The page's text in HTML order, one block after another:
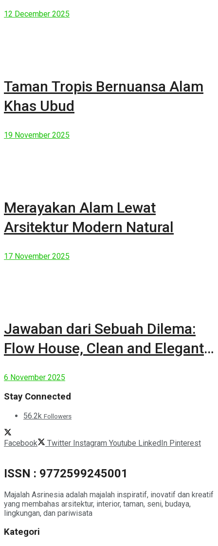
12 December 2025
Taman Tropis Bernuansa Alam
Khas Ubud
19 November 2025
Merayakan Alam Lewat
Arsitektur Modern Natural
17 November 2025
Jawaban dari Sebuah Dilema:
Flow House, Clean and Elegant
6 November 2025
Stay Connected
56.2k Followers
Facebook Twitter Instagram Youtube LinkedIn Pinterest
ISSN : 9772599245001
Majalah Asrinesia adalah majalah inspiratif, inovatif dan kreatif
yang membahas arsitektur, interior, taman, seni, budaya,
lingkungan, dan pariwisata
Kategori